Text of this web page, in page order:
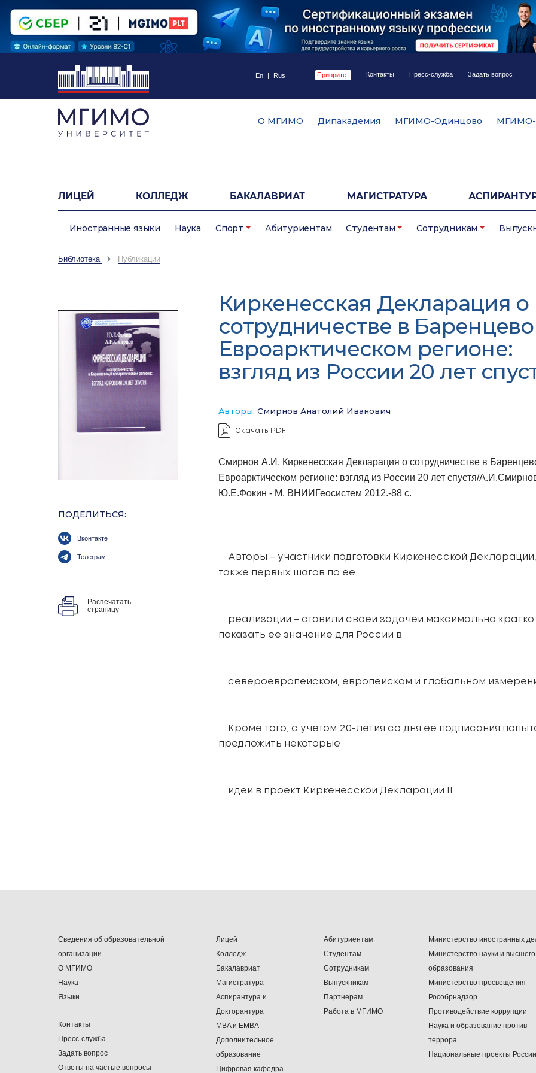
En Rus Приоритет Контакты Пресс-служба Задать вопрос
О МГИМО Дипакадемия МГИМО-Одинцово МГИМО-
ЛИЦЕЙ КОЛЛЕДЖ БАКАЛАВРИАТ МАГИСТРАТУРА
Иностранные языки Наука Спорт Абитуриентам Студентам Сотрудникам
Библиотека Публикации
ПОДЕЛИТЬСЯ:
Вконтакте
Телеграм
Распечатать
страницу
Киркенесская Декларация о
сотрудничестве в
Евроарктическом регионе:
взгляд из России 20 лет
Авторы: Смирнов Анатолий Иванович
Скачать PDF
Смирнов А.И. Киркенесская Декларация о сотрудничестве в
Евроарктическом регионе: взгляд из России 20 лет спустя/
Ю.Е.Фокин - М. ВНИИГеосистем 2012.-88 с.
Авторы – участники подготовки Киркенесской
также первых шагов по ее
реализации – ставили своей задачей максимально кратко
показать ее значение для России в
североевропейском, европейском и глобальном
Кроме того, с учетом 20-летия со дня ее подписания
предложить некоторые
идеи в проект Киркенесской Декларации II.
Сведения об образовательной
организации
О МГИМО
Наука
Языки
Контакты
Пресс-служба
Задать вопрос
Ответы на частые вопросы
Лицей
Колледж
Бакалавриат
Магистратура
Аспирантура и
Докторантура
MBA и EMBA
Дополнительное
образование
Цифровая кафедра
Абитуриентам
Студентам
Сотрудникам
Выпускникам
Партнерам
Работа в МГИМО
Министерство иностранных
Министерство науки и высшего
образования
Министерство просвещения
Рособрнадзор
Противодействие коррупции
Наука и образование против
террора
Национальные проекты России